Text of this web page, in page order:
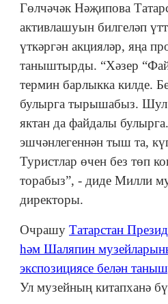
Гөлчәчәк Нәҗипова
активлашуын билгеләп
үткәргән акцияләр, яңа
таныштырды. “Хәзер
термин барлыкка килде.
булырга тырышабыз. Шул
яктан да файдалы
эшчәнлегеннән тыш та,
Туристлар өчен без төп
торабыз”, - диде Милли
директоры.
Очрашу Татарстан
һәм Шаляпин
экспозициясе белән
Ул музейның китапханә